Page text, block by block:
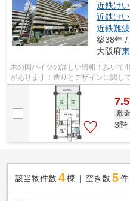
近鉄け
近鉄け
近鉄難
築38年 /
大阪府
木の国ハイツの詳しい情報！歩いて
があります！造りとデザインに関し
ションです！こちらはエレベーター
7.5
敷金
3階
該当物件数 4棟 空き数 5 件